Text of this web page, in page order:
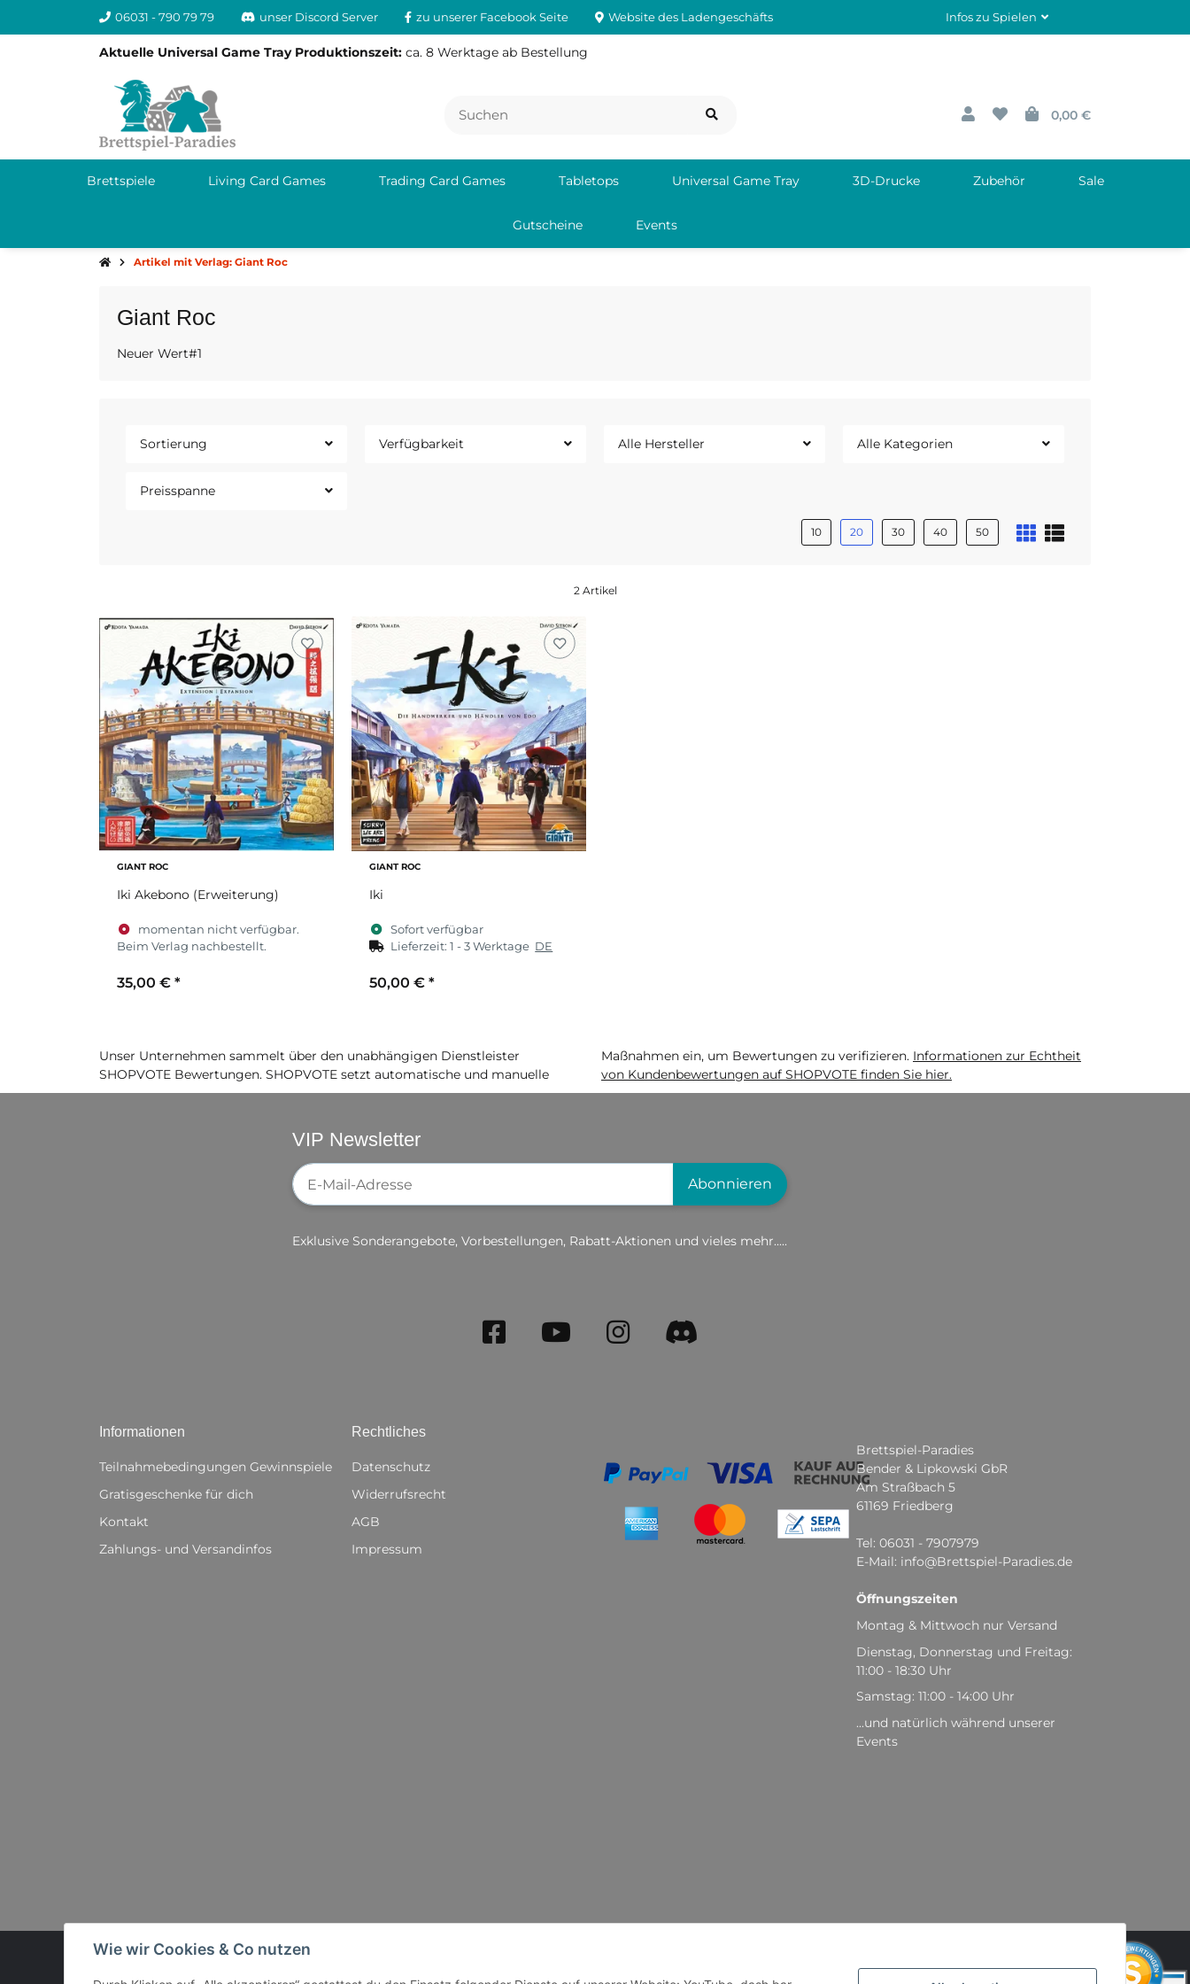
Wie wir Cookies & Co nutzen
06031 - 790 79 79 unser Discord Server zu unserer Facebook Seite Website des Ladengeschäfts Infos zu Spielen
Aktuelle Universal Game Tray Produktionszeit: ca. 8 Werktage ab Bestellung
0,00 €
Brettspiele Living Card Games Trading Card Games Tabletops Universal Game Tray 3D-Drucke Zubehör Sale
Gutscheine Events
Artikel mit Verlag: Giant Roc
Giant Roc
Neuer Wert#1
Sortierung Verfügbarkeit Alle Hersteller Alle Kategorien
Preisspanne
10 20 30 40 50
2 Artikel
GIANT ROC
Iki Akebono (Erweiterung)
momentan nicht verfügbar.
Beim Verlag nachbestellt.
35,00 € *
GIANT ROC
Iki
Sofort verfügbar
Lieferzeit:1 - 3 Werktage DE
50,00 € *
Unser Unternehmen sammelt über den unabhängigen Dienstleister
SHOPVOTE Bewertungen. SHOPVOTE setzt automatische und manuelle
Maßnahmen ein, um Bewertungen zu verifizieren. Informationen zur Echtheit
von Kundenbewertungen auf SHOPVOTE finden Sie hier.
VIP Newsletter
Newsletter-Registrierung
Abonnieren
Exklusive Sonderangebote, Vorbestellungen, Rabatt-Aktionen und vieles mehr.....
Informationen
Teilnahmebedingungen Gewinnspiele
Gratisgeschenke für dich
Kontakt
Zahlungs- und Versandinfos
Rechtliches
Datenschutz
Widerrufsrecht
AGB
Impressum
Brettspiel-Paradies
Bender & Lipkowski GbR
Am Straßbach 5
61169 Friedberg
Tel: 06031 - 7907979
E-Mail: info@Brettspiel-Paradies.de
Öffnungszeiten
Montag & Mittwoch nur Versand
Dienstag, Donnerstag und Freitag:
11:00 - 18:30 Uhr
Samstag: 11:00 - 14:00 Uhr
...und natürlich während unserer
Events